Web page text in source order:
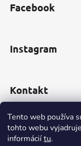
Tento web používa
tohto webu
informáciítu.
Facebook
Instagram
Kontakt
obchod@
0910 999